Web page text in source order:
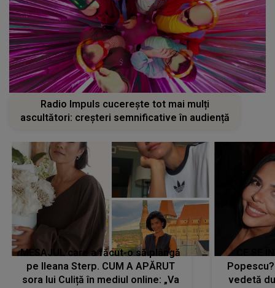
Radio Impuls cucerește tot mai mulți
ascultători: creșteri semnificative în audiență
MESAJUL care a făcut-o să plângă
pe Ileana Sterp. CUM A APĂRUT
sora lui Culiță în mediul online: „Va
vedetă